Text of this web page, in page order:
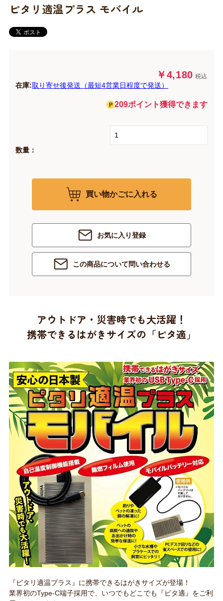
ピタリ適温プラス モバイル
￥4,180 税込
在庫:取り寄せ後発送（最短4営業日程度で発送）
209ポイント獲得できます
数量：
買い物かごに入れる
お気に入り登録
この商品について問い合わせる
アウトドア・災害時でも大活躍！
携帯できるはがきサイズの「ピタ適」
『ピタリ適温プラス』に携帯できるはがきサイズが登場！
業界初のType-C端子採用で、いつでもどこでも『ピタ適』をご利